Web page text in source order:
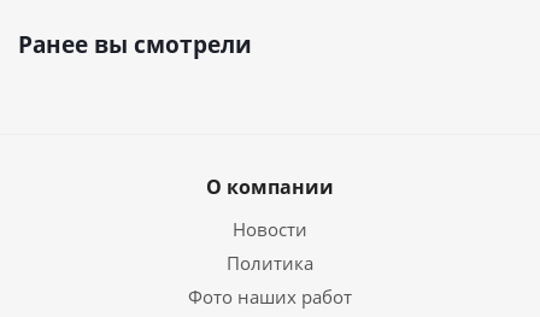
Ранее вы смотрели
О компании
Новости
Политика
Фото наших работ